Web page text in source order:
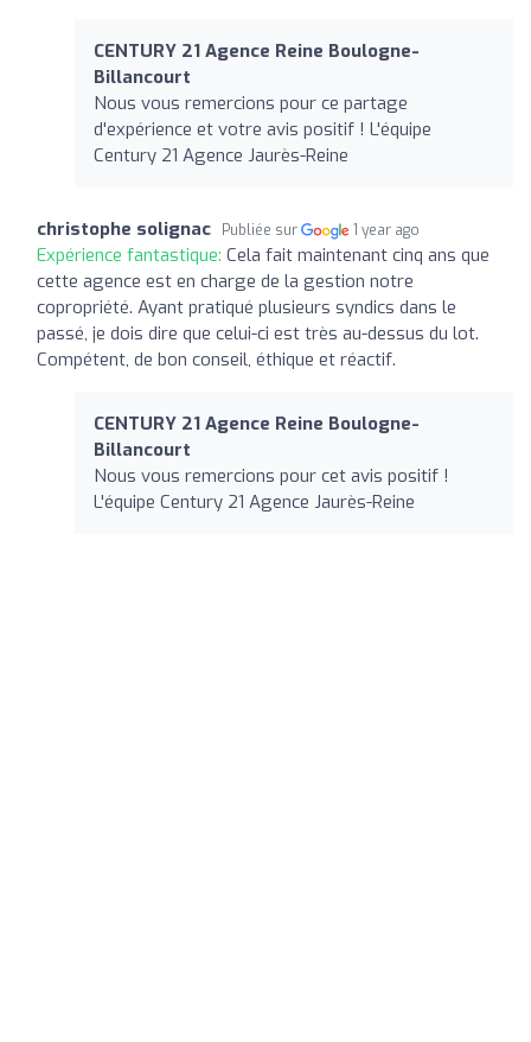
CENTURY 21 Agence Reine Boulogne-
Billancourt
Nous vous remercions pour ce partage
d'expérience et votre avis positif ! L'équipe
Century 21 Agence Jaurès-Reine
christophe solignac Publiée sur 1 year ago
Expérience fantastique: Cela fait maintenant cinq ans que
cette agence est en charge de la gestion notre
copropriété. Ayant pratiqué plusieurs syndics dans le
passé, je dois dire que celui-ci est très au-dessus du lot.
Compétent, de bon conseil, éthique et réactif.
CENTURY 21 Agence Reine Boulogne-
Billancourt
Nous vous remercions pour cet avis positif !
L'équipe Century 21 Agence Jaurès-Reine